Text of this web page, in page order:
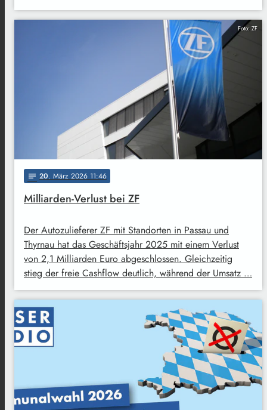
Foto: ZF
notes 20. März 2026 11:46
Milliarden-Verlust bei ZF
Der Autozulieferer ZF mit Standorten in Passau und
Thyrnau hat das Geschäftsjahr 2025 mit einem Verlust
von 2,1 Milliarden Euro abgeschlossen. Gleichzeitig
stieg der freie Cashflow deutlich, während der Umsatz …